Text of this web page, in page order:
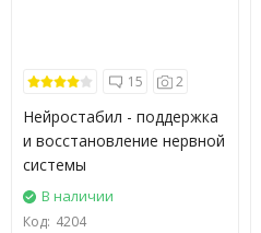
15 2
Нейростабил - поддержка
и восстановление нервной
системы
В наличии
Код: 4204